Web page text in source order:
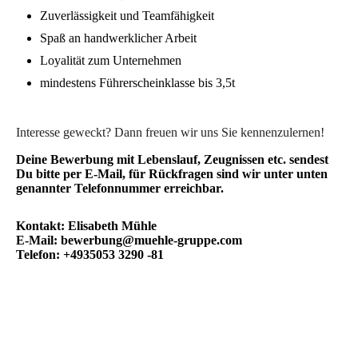
Zuverlässigkeit und Teamfähigkeit
Spaß an handwerklicher Arbeit
Loyalität zum Unternehmen
mindestens Führerscheinklasse bis 3,5t
Interesse geweckt? Dann freuen wir uns Sie kennenzulernen!
Deine Bewerbung mit Lebenslauf, Zeugnissen etc. sendest
Du bitte per E-Mail, für Rückfragen sind wir unter unten
genannter Telefonnummer erreichbar.
Kontakt: Elisabeth Mühle
E-Mail: bewerbung@muehle-gruppe.com
Telefon: +4935053 3290 -81